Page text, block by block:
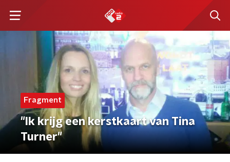
Fragment
"Ik krijg een kerstkaart van Tina
Turner"